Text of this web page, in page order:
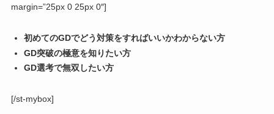
margin=”25px 0 25px 0″]
初めてのGDでどう対策をすればいいかわからない方
GD突破の極意を知りたい方
GD選考で無双したい方
[/st-mybox]